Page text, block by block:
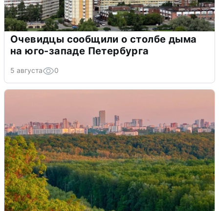
Очевидцы сообщили о столбе дыма
на юго-западе Петербурга
5 августа 0